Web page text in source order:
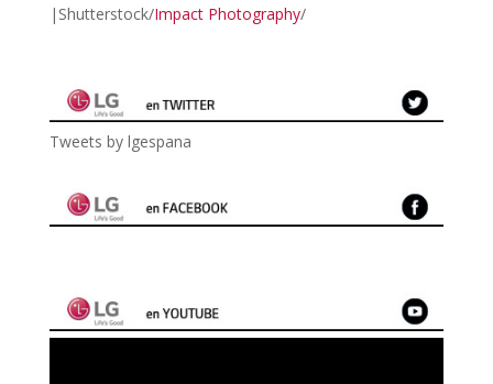
|Shutterstock/Impact Photography/
Tweets by lgespana